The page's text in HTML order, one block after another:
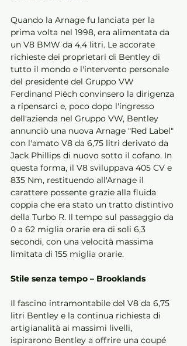
Quando la Arnage fu lanciata per la
prima volta nel 1998, era alimentata da
un V8 BMW da 4,4 litri. Le accorate
richieste dei proprietari di Bentley di
tutto il mondo e l'intervento personale
del presidente del Gruppo VW
Ferdinand Piëch convinsero la dirigenza
a ripensarci e, poco dopo l'ingresso
dell'azienda nel Gruppo VW, Bentley
annunciò una nuova Arnage "Red Label"
con l'amato V8 da 6,75 litri derivato da
Jack Phillips di nuovo sotto il cofano. In
questa forma, il V8 sviluppava 405 CV e
835 Nm, restituendo all'Arnage il
carattere possente grazie alla fluida
coppia che era stato un tratto distintivo
della Turbo R. Il tempo sul passaggio da
0 a 62 miglia orarie era di soli 6,3
secondi, con una velocità massima
limitata di 155 miglia orarie.
Stile senza tempo – Brooklands
Il fascino intramontabile del V8 da 6,75
litri Bentley e la continua richiesta di
artigianalità ai massimi livelli,
ispirarono Bentley a offrire una coupé